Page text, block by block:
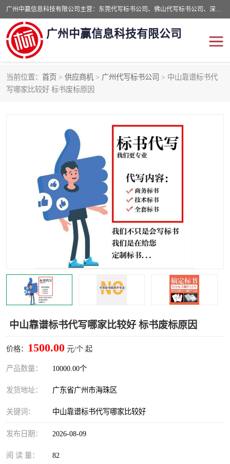
广州中赢信息科技有限公司主营：东莞代写标书公司、佛山代写标书公司、深圳代写标书公司等,食品类标书、工程类类标书,经验丰富的标书制作团队,24小时加急服务,多对一服务。
广州中赢信息科技有限公司
当前位置： 首页 > 供应商机 > 广州代写标书公司 > 中山靠谱标书代
写哪家比较好 标书废标原因
中山靠谱标书代写哪家比较好 标书废标原因
价格： 1500.00 元/个 起
产品数量： 10000.00个
发货地址： 广东省广州市海珠区
关键词： 中山靠谱标书代写哪家比较好
发布日期： 2026-08-09
阅 读 量： 82
东莞代写标书公司